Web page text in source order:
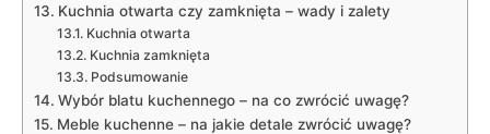
Kuchnia otwarta czy zamknięta‌ – wady i‌ zalety
Kuchnia otwarta
Kuchnia zamknięta
Podsumowanie
Wybór blatu kuchennego – na co zwrócić uwagę?
Meble kuchenne – na jakie‍ detale zwrócić uwagę?